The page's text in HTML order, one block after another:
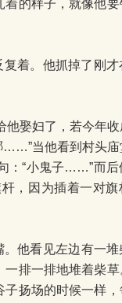
的样子，就像他要
着。他抓掉了刚才
娶妇了，若今年收
……”当他看到村头庙
：“小鬼子……”而后
，因为插着一对旗
他看见左边有一堆
一排一排地堆着柴
子扬场的时候一样